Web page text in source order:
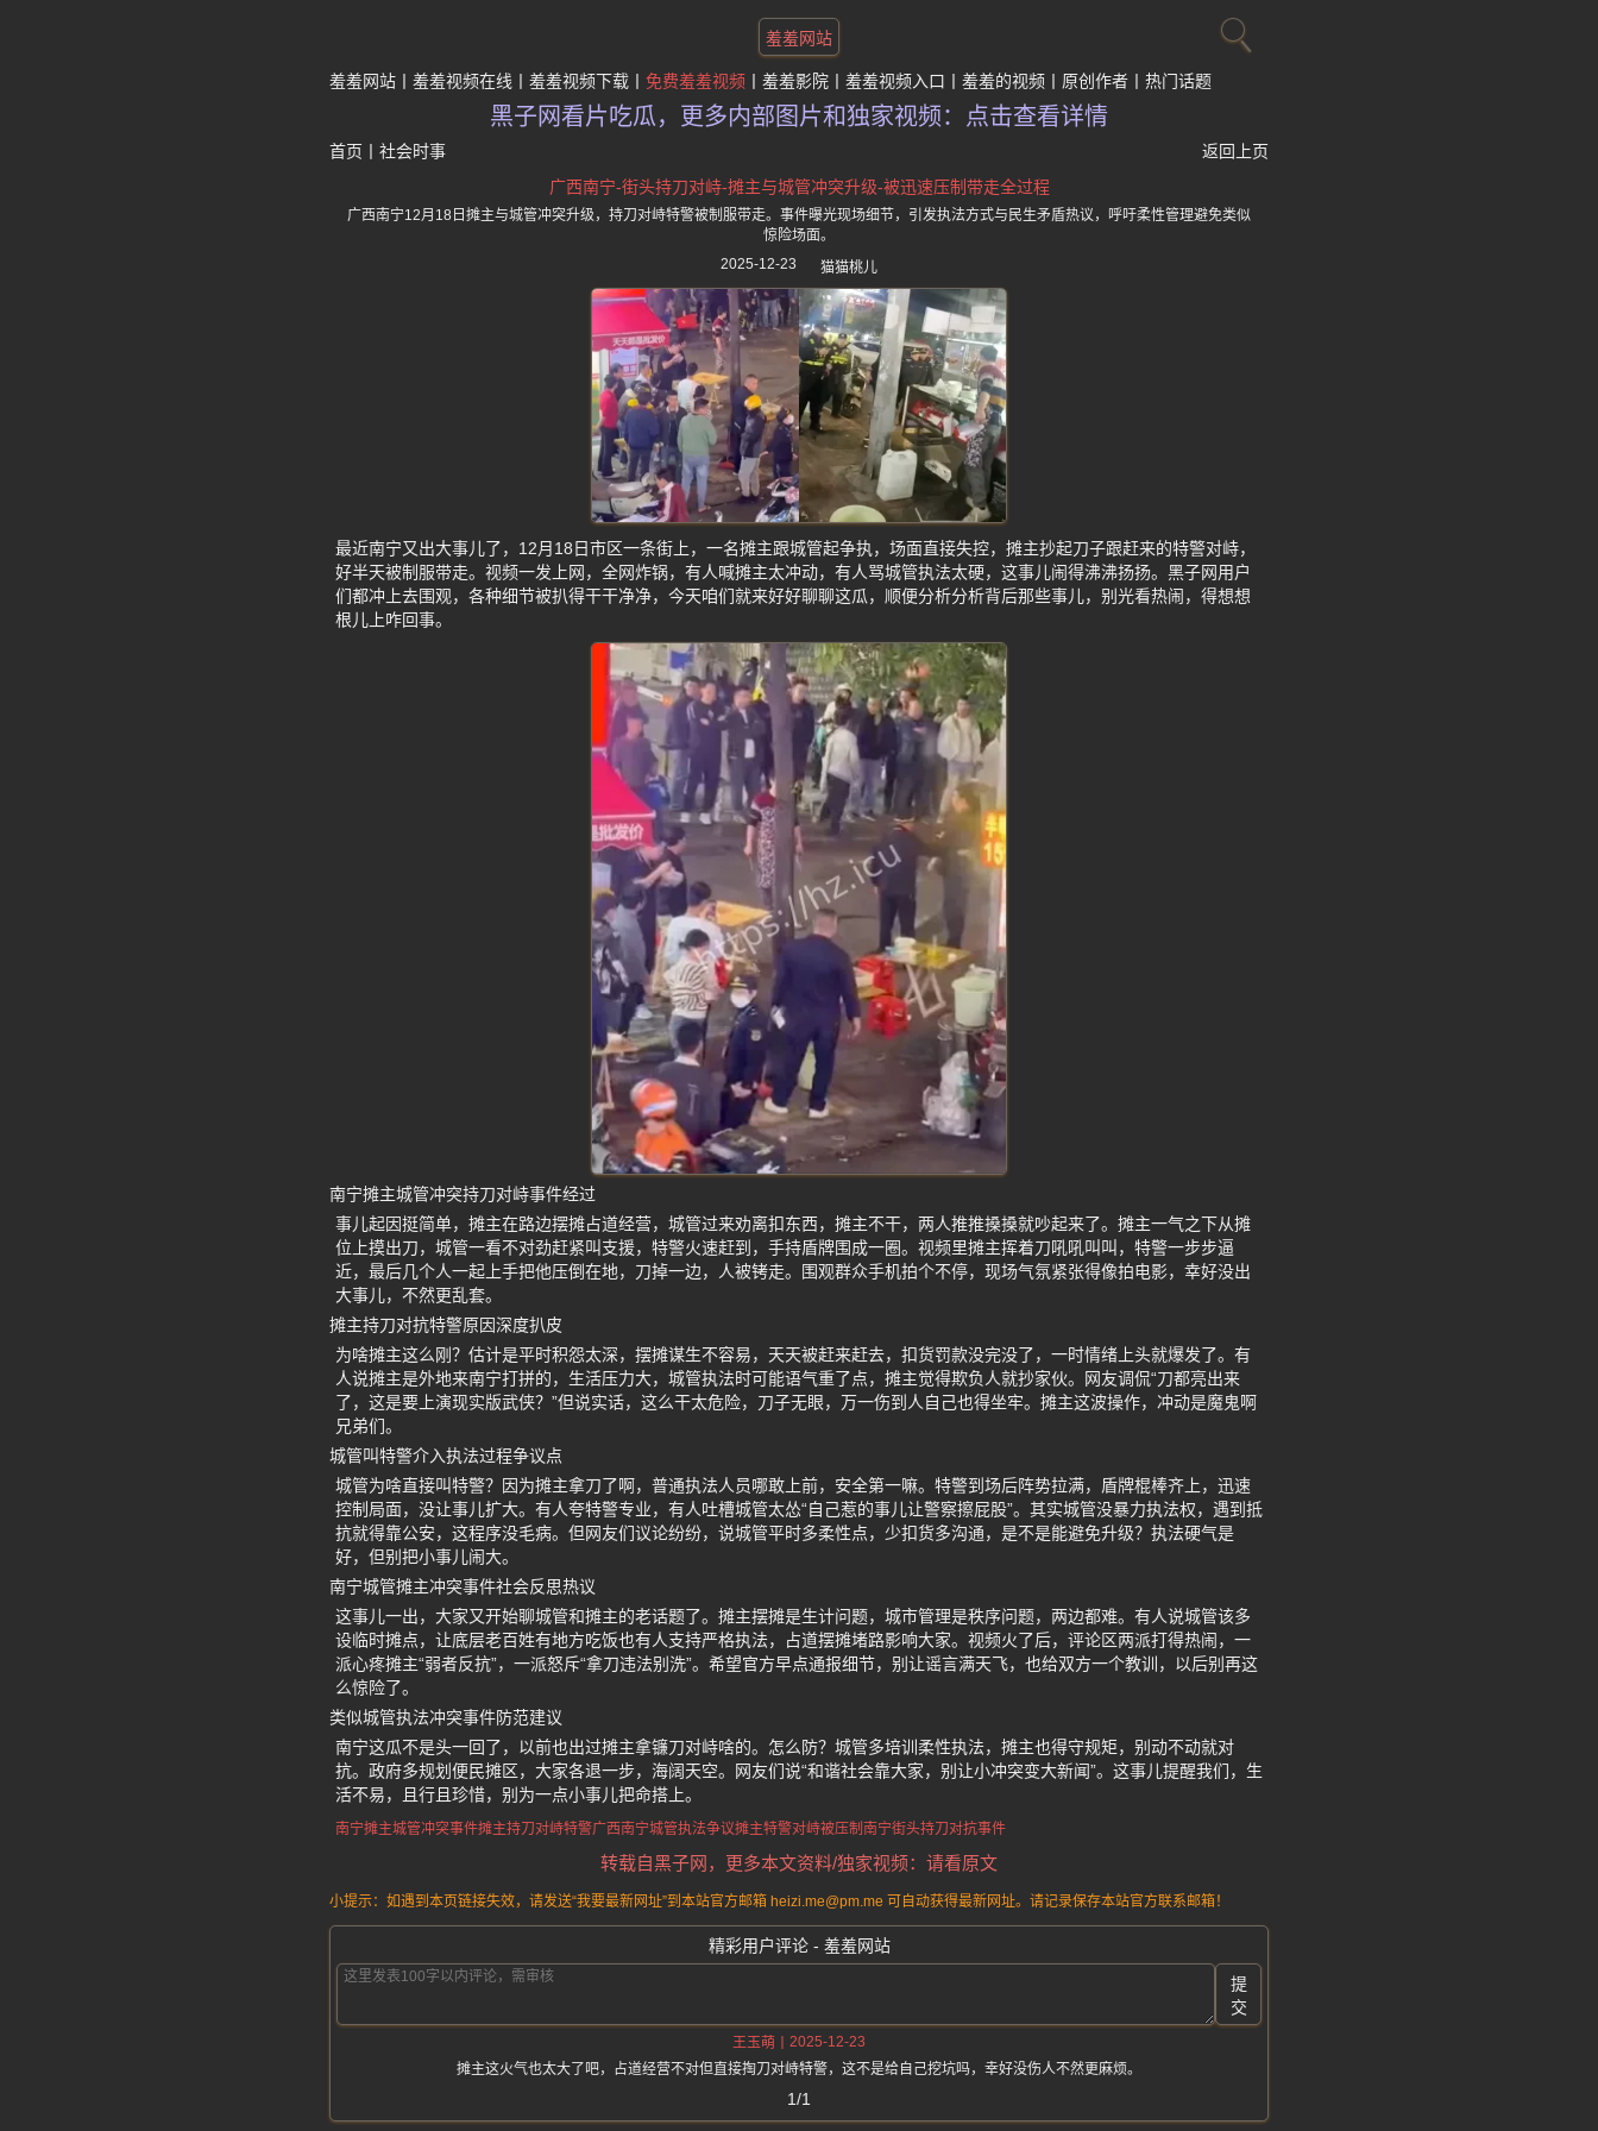
羞羞网站
羞羞网站 羞羞视频在线 羞羞视频下载 免费羞羞视频 羞羞影院 羞羞视频入口 羞羞的视频 原创作者 热门话题
黑子网看片吃瓜，更多内部图片和独家视频：点击查看详情
首页 社会时事
返回上页
广西南宁-街头持刀对峙-摊主与城管冲突升级-被迅速压制带走全过程
广西南宁12月18日摊主与城管冲突升级，持刀对峙特警被制服带走。事件曝光现场细节，引发执法方式与民生矛盾热议，呼吁柔性管理避免类似
惊险场面。
2025-12-23
猫猫桃儿
最近南宁又出大事儿了，12月18日市区一条街上，一名摊主跟城管起争执，场面直接失控，摊主抄起刀子跟赶来的特警对峙，
好半天被制服带走。视频一发上网，全网炸锅，有人喊摊主太冲动，有人骂城管执法太硬，这事儿闹得沸沸扬扬。黑子网用户
们都冲上去围观，各种细节被扒得干干净净，今天咱们就来好好聊聊这瓜，顺便分析分析背后那些事儿，别光看热闹，得想想
根儿上咋回事。
南宁摊主城管冲突持刀对峙事件经过
事儿起因挺简单，摊主在路边摆摊占道经营，城管过来劝离扣东西，摊主不干，两人推推搡搡就吵起来了。摊主一气之下从摊
位上摸出刀，城管一看不对劲赶紧叫支援，特警火速赶到，手持盾牌围成一圈。视频里摊主挥着刀吼吼叫叫，特警一步步逼
近，最后几个人一起上手把他压倒在地，刀掉一边，人被铐走。围观群众手机拍个不停，现场气氛紧张得像拍电影，幸好没出
大事儿，不然更乱套。
摊主持刀对抗特警原因深度扒皮
为啥摊主这么刚？估计是平时积怨太深，摆摊谋生不容易，天天被赶来赶去，扣货罚款没完没了，一时情绪上头就爆发了。有
人说摊主是外地来南宁打拼的，生活压力大，城管执法时可能语气重了点，摊主觉得欺负人就抄家伙。网友调侃“刀都亮出来
了，这是要上演现实版武侠？”但说实话，这么干太危险，刀子无眼，万一伤到人自己也得坐牢。摊主这波操作，冲动是魔鬼啊
兄弟们。
城管叫特警介入执法过程争议点
城管为啥直接叫特警？因为摊主拿刀了啊，普通执法人员哪敢上前，安全第一嘛。特警到场后阵势拉满，盾牌棍棒齐上，迅速
控制局面，没让事儿扩大。有人夸特警专业，有人吐槽城管太怂“自己惹的事儿让警察擦屁股”。其实城管没暴力执法权，遇到抵
抗就得靠公安，这程序没毛病。但网友们议论纷纷，说城管平时多柔性点，少扣货多沟通，是不是能避免升级？执法硬气是
好，但别把小事儿闹大。
南宁城管摊主冲突事件社会反思热议
这事儿一出，大家又开始聊城管和摊主的老话题了。摊主摆摊是生计问题，城市管理是秩序问题，两边都难。有人说城管该多
设临时摊点，让底层老百姓有地方吃饭也有人支持严格执法，占道摆摊堵路影响大家。视频火了后，评论区两派打得热闹，一
派心疼摊主“弱者反抗”，一派怒斥“拿刀违法别洗”。希望官方早点通报细节，别让谣言满天飞，也给双方一个教训，以后别再这
么惊险了。
类似城管执法冲突事件防范建议
南宁这瓜不是头一回了，以前也出过摊主拿镰刀对峙啥的。怎么防？城管多培训柔性执法，摊主也得守规矩，别动不动就对
抗。政府多规划便民摊区，大家各退一步，海阔天空。网友们说“和谐社会靠大家，别让小冲突变大新闻”。这事儿提醒我们，生
活不易，且行且珍惜，别为一点小事儿把命搭上。
南宁摊主城管冲突事件摊主持刀对峙特警广西南宁城管执法争议摊主特警对峙被压制 南宁街头持刀对抗事件
转载自黑子网，更多本文资料/独家视频：请看原文
小提示：如遇到本页链接失效，请发送“我要最新网址”到本站官方邮箱 heizi.me@pm.me 可自动获得最新网址。请记录保存本站官方联系邮箱！
精彩用户评论 - 羞羞网站
提
交
王玉萌
2025-12-23
摊主这火气也太大了吧，占道经营不对但直接掏刀对峙特警，这不是给自己挖坑吗，幸好没伤人不然更麻烦。
1/1